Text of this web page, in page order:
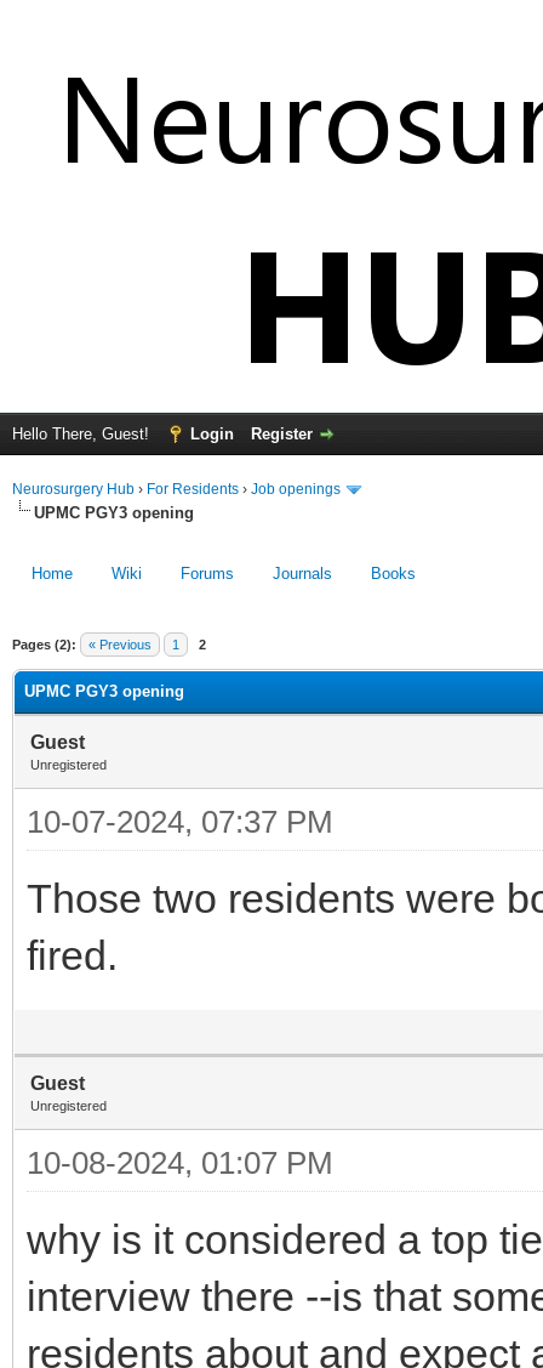
Hello There, Guest! Login Register
Neurosurgery Hub › For Residents › Job openings
UPMC PGY3 opening
Home Wiki Forums Journals Books
Pages (2): « Previous 1 2
UPMC PGY3 opening
Guest
Unregistered
10-07-2024, 07:37 PM
Those two residents were
fired.
Guest
Unregistered
10-08-2024, 01:07 PM
why is it considered a top
interview there --is that
residents about and expect